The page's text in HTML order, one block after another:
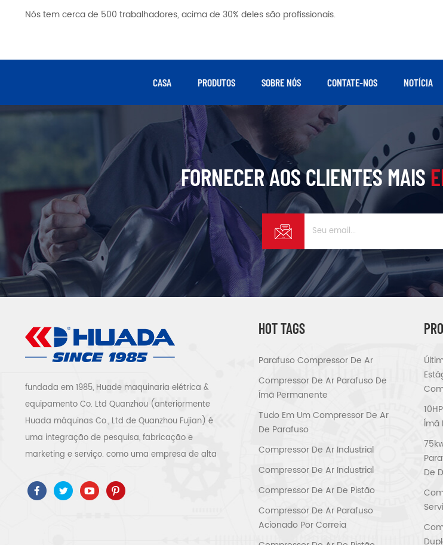
Nós tem cerca de 500 trabalhadores, acima de 30% deles são profissionais.
CASA PRODUTOS SOBRE NÓS CONTATE-NOS NOTÍCIA
FORNECER AOS CLIENTES MAIS
fundada em 1985, Huade maquinaria elétrica &
equipamento Co. Ltd Quanzhou (anteriormente
Huada máquinas Co., Ltd de Quanzhou Fujian) é
uma integração de pesquisa, fabricação e
marketing e serviço. como uma empresa de alta
、 ETL 、 CQC 、 certificação de qualidade e
segurança ccc, certificação empresarial de alta
HOT TAGS
Parafuso Compressor De Ar
Compressor De Ar Parafuso De
Ímã Permanente
Tudo Em Um Compressor De Ar
De Parafuso
Compressor De Ar Industrial
Compressor De Ar Industrial
Compressor De Ar De Pistão
Compressor De Ar Parafuso
Acionado Por Correia
Ímã
De